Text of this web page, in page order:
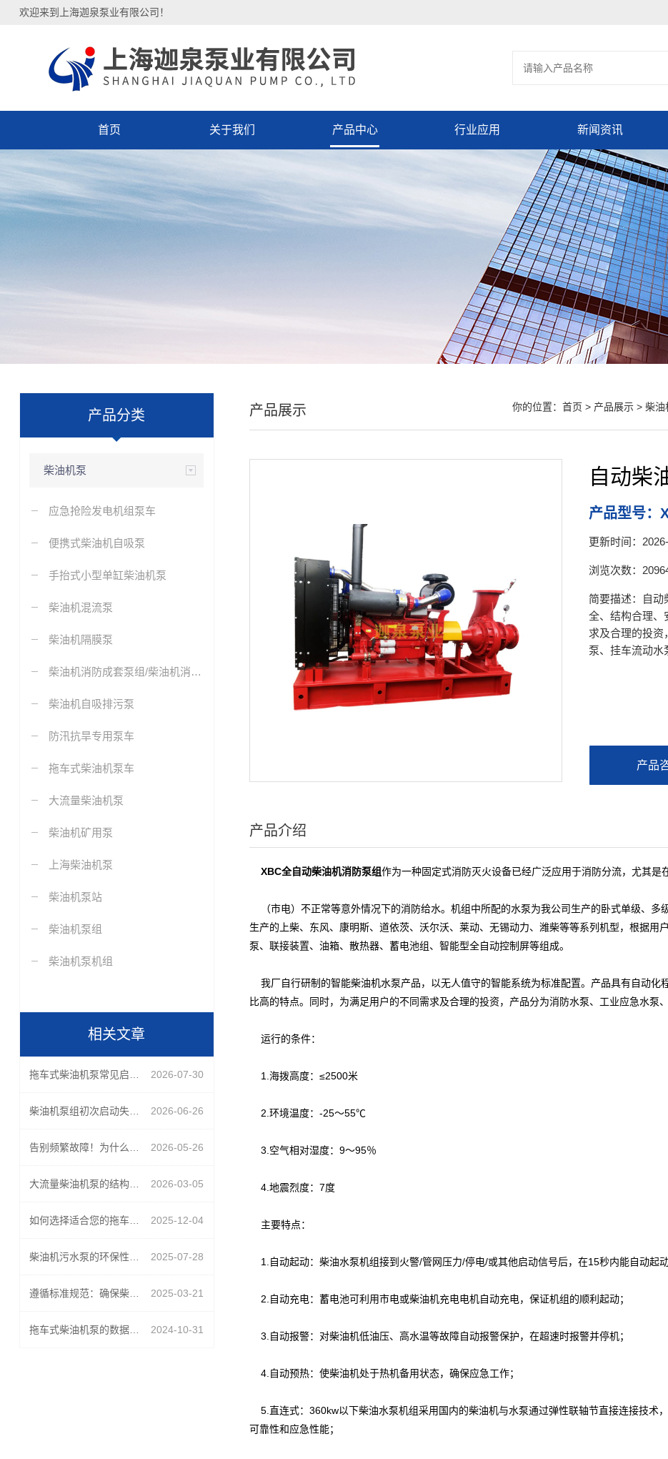
欢迎来到上海迦泉泵业有限公司！
首页 关于我们 产品中心 行业应用 新闻资讯
产品分类
柴油机泵
应急抢险发电机组泵车
便携式柴油机自吸泵
手抬式小型单缸柴油机泵
柴油机混流泵
柴油机隔膜泵
柴油机消防成套泵组/柴油机消防泵
柴油机自吸排污泵
防汛抗旱专用泵车
拖车式柴油机泵车
大流量柴油机泵
柴油机矿用泵
上海柴油机泵
柴油机泵站
柴油机泵组
柴油机泵机组
相关文章
2026-07-30
2026-06-26
2026-05-26
2026-03-05
2025-12-04
2025-07-28
2025-03-21
2024-10-31
你的位置：首页 > 产品展示 >柴油
产品展示
自动柴
产品型号：
更新时间：
浏览次数：
简要描述：自动
全、结构合理、
求及合理的投资
泵、挂车流动水
产品
产品介绍
XBC全自动柴油机消防泵组作为一种固定式消防灭火设备已经广泛应用于消防分流，尤其是
（市电）不正常等意外情况下的消防给水。机组中所配的水泵为我公司生产的卧式单级、多
生产的上柴、东风、康明斯、道依茨、沃尔沃、莱动、无锡动力、潍柴等等系列机型，根据
泵、联接装置、油箱、散热器、蓄电池组、智能型全自动控制屏等组成。
我厂自行研制的智能柴油机水泵产品，以无人值守的智能系统为标准配置。产品具有自动化
比高的特点。同时，为满足用户的不同需求及合理的投资，产品分为消防水泵、工业应急水泵
运行的条件：
1.海拨高度：≤2500米
2.环境温度：-25～55℃
3.空气相对湿度：9～95％
4.地震烈度：7度
主要特点：
1.自动起动：柴油水泵机组接到火警/管网压力/停电/或其他启动信号后，在15秒内能自动起动
2.自动充电：蓄电池可利用市电或柴油机充电电机自动充电，保证机组的顺利起动；
3.自动报警：对柴油机低油压、高水温等故障自动报警保护，在超速时报警并停机；
4.自动预热：使柴油机处于热机备用状态，确保应急工作；
5.直连式：360kw以下柴油水泵机组采用国内的柴油机与水泵通过弹性联轴节直接连接技术
可靠性和应急性能；